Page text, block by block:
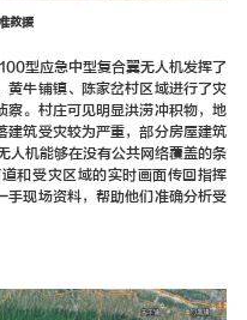
救援
型应急中型复合翼无人机发挥了
黄牛铺镇、陈家岔村区域进行了灾
察。村庄可见明显洪涝冲积物，地
建筑受灾较为严重，部分房屋建筑
人机能够在没有公共网络覆盖的条
和受灾区域的实时画面传回指挥
手现场资料，帮助他们准确分析受